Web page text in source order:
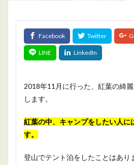
2018年11月に行った、紅葉の綺
します。
紅葉の中、キャンプをしたい人に
す。
登山でテント泊をしたことはあり